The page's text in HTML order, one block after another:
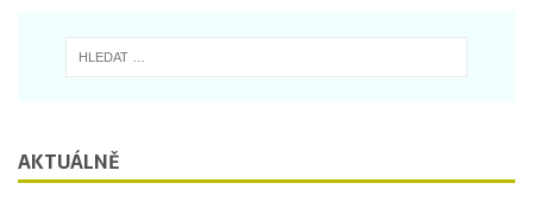
AKTUÁLNĚ